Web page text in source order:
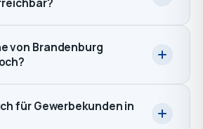
von Brandenburg
für Gewerbekunden in